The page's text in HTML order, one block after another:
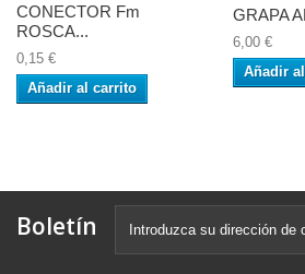
CONECTOR Fm
ROSCA...
0,15 €
Añadir al carrito
GRAPA
6,00 €
Añadir
Boletín